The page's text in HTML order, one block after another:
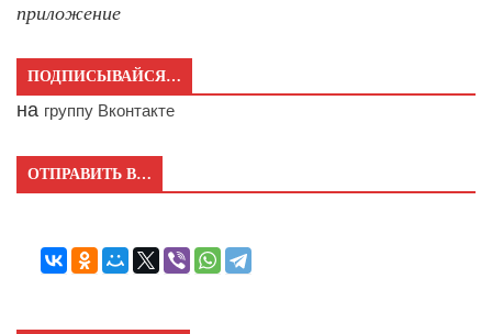
приложение
ПОДПИСЫВАЙСЯ…
на группу Вконтакте
ОТПРАВИТЬ В…